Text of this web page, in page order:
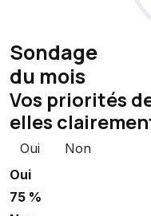
Sondage
du mois
Vos priorités
elles
Oui
Non
Oui
75 %